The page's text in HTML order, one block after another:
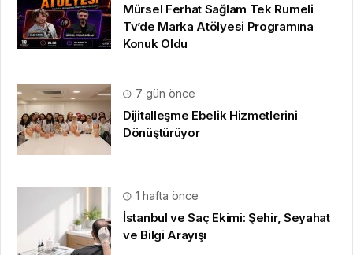
Mürsel Ferhat Sağlam Tek Rumeli
Tv’de Marka Atölyesi Programına
Konuk Oldu
7 gün önce
Dijitalleşme Ebelik Hizmetlerini
Dönüştürüyor
1 hafta önce
İstanbul ve Saç Ekimi: Şehir, Seyahat
ve Bilgi Arayışı